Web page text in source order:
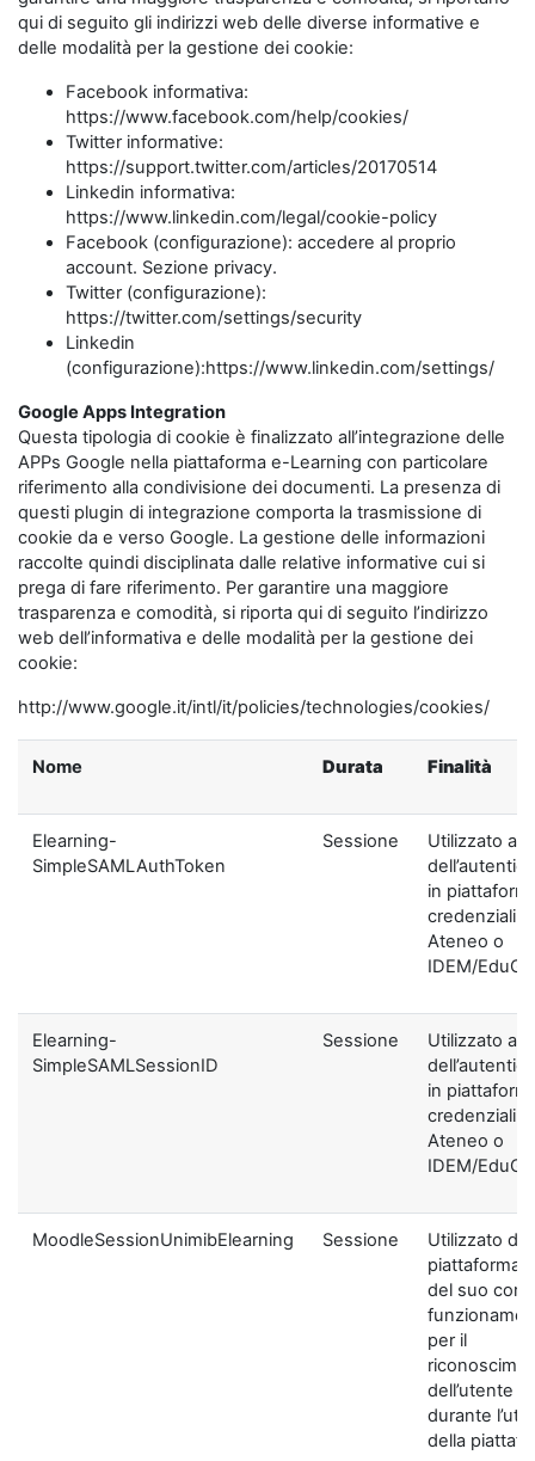
qui di seguito gli indirizzi web delle diverse informative e
delle modalità per la gestione dei cookie:
Facebook informativa:
https://www.facebook.com/help/cookies/
Twitter informative:
https://support.twitter.com/articles/20170514
Linkedin informativa:
https://www.linkedin.com/legal/cookie-policy
Facebook (configurazione): accedere al proprio
account. Sezione privacy.
Twitter (configurazione):
https://twitter.com/settings/security
Linkedin
(configurazione):https://www.linkedin.com/settings/
Google Apps Integration
Questa tipologia di cookie è finalizzato all’integrazione delle
APPs Google nella piattaforma e-Learning con particolare
riferimento alla condivisione dei documenti. La presenza di
questi plugin di integrazione comporta la trasmissione di
cookie da e verso Google. La gestione delle informazioni
raccolte quindi disciplinata dalle relative informative cui si
prega di fare riferimento. Per garantire una maggiore
trasparenza e comodità, si riporta qui di seguito l’indirizzo
web dell’informativa e delle modalità per la gestione dei
cookie:
http://www.google.it/intl/it/policies/technologies/cookies/
Nome Durata Finalità
Elearning-
SimpleSAMLAuthToken
Sessione
Utilizzato ai
in
credenziali di
Ateneo o
IDEM/
Elearning-
SimpleSAMLSessionID
Sessione
Utilizzato ai
in
credenziali di
Ateneo o
IDEM/
MoodleSessionUnimibElearning Sessione
Utilizzato
piattaforma
del suo
per il
dell’utente
durante
della